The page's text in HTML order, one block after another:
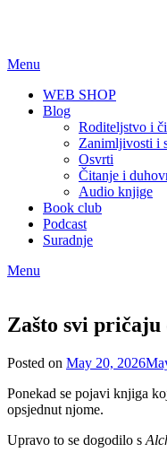
Menu
WEB SHOP
Blog
Roditeljstvo i
Zanimljivosti i
Osvrti
Čitanje i
Audio knjige
Book club
Podcast
Suradnje
Menu
Zašto svi pričaju
Posted on May 20, 2026
Ponekad se pojavi knjiga
opsjednut njome.
Upravo to se dogodilo s